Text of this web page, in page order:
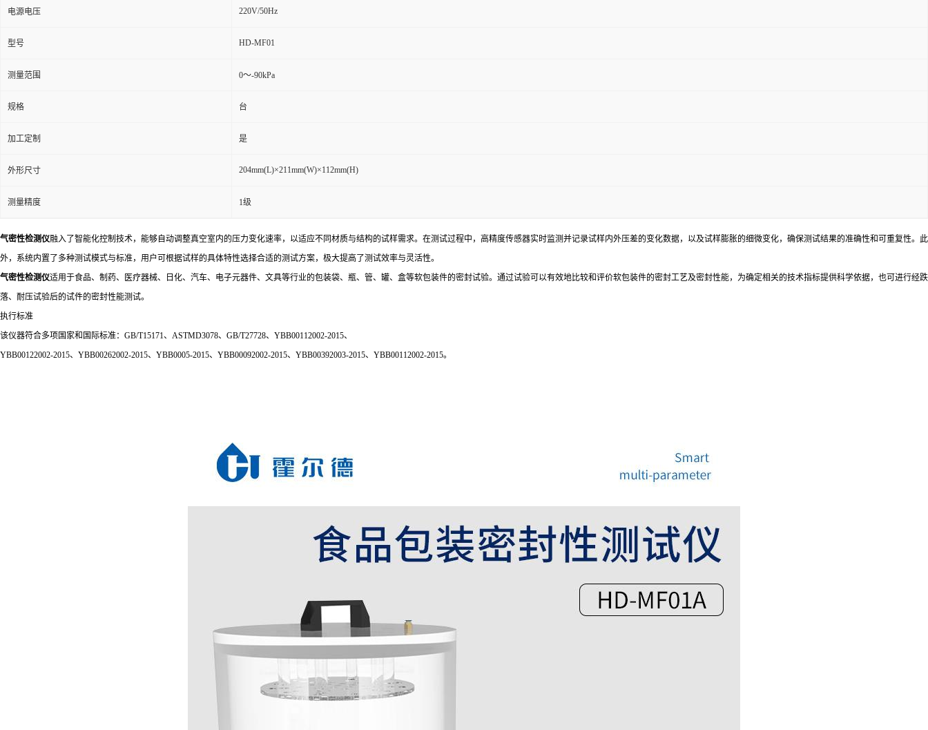
电源电压 220V/50Hz
型号 HD-MF01
测量范围 0～-90kPa
规格 台
加工定制 是
外形尺寸 204mm(L)×211mm(W)×112mm(H)
测量精度 1级
气密性检测仪融入了智能化控制技术，能够自动调整真空室内的压力变化速率，以适应不同材质与结构的试样需求。在测试过程中，高精度传感器实时监测并记录试样内外压差的变化数据，以及试样膨胀的细微变化，确保测试结果的准确性和可重复性。此
外，系统内置了多种测试模式与标准，用户可根据试样的具体特性选择合适的测试方案，极大提高了测试效率与灵活性。
气密性检测仪适用于食品、制药、医疗器械、日化、汽车、电子元器件、文具等行业的包装袋、瓶、管、罐、盒等软包装件的密封试验。通过试验可以有效地比较和评价软包装件的密封工艺及密封性能，为确定相关的技术指标提供科学依据，也可进行经跌
落、耐压试验后的试件的密封性能测试。
执行标准
该仪器符合多项国家和国际标准：GB/T15171、ASTMD3078、GB/T27728、YBB00112002-2015、
YBB00122002-2015、YBB00262002-2015、YBB0005-2015、YBB00092002-2015、YBB00392003-2015、YBB00112002-2015。